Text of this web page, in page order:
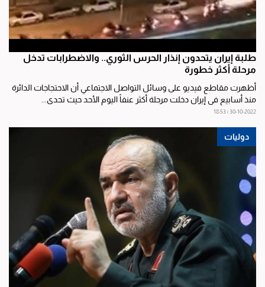
طلبة إيران يتحدون إنذار الحرس الثوري.. والاضطرابات تدخل
مرحلة أكثر خطورة
أظهرت مقاطع فيديو على وسائل التواصل الاجتماعي أن الاحتجاجات الدائرة
منذ أسابيع في إيران دخلت مرحلة أكثر عنفاً اليوم الأحد حيث تحدى...
30-10-2022 | 18:53
دوليات